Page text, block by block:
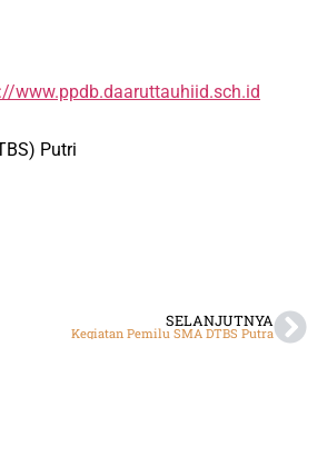
www.ppdb.daaruttauhiid.sch.id
Putri
SELANJUTNYA
Kegiatan Pemilu SMA DTBS Putra